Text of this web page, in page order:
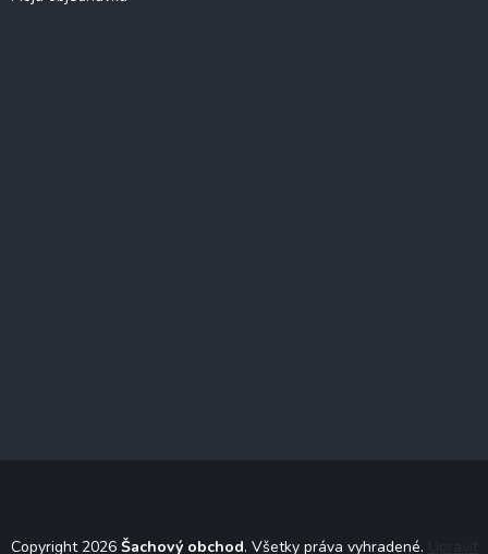
Copyright 2026 Šachový obchod. Všetky práva vyhradené.